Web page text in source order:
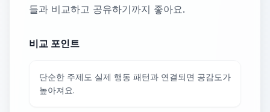
들과 비교하고 공유하기까지 좋아요.
비교 포인트
단순한 주제도 실제 행동 패턴과 연결되면 공감도가
높아져요.